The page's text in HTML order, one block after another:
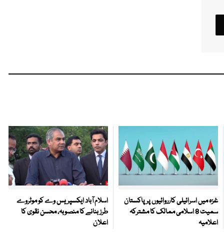
غزہ میں اسرائیلی کارروائیوں پر پاکستان
سمیت 8 اسلامی ممالک کا مشترکہ
اعلامیہ
اسلام آباد ایکسپریس وے کو موٹروے
طرز بنانے کا منصوبہ، محسن نقوی کا
اعلان